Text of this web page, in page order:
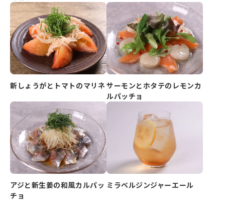
新しょうがとトマトのマリネサーモンとホタテのレモンカ
ルパッチョ
アジと新生姜の和風カルパッ
チョ
ミラベルジンジャーエール